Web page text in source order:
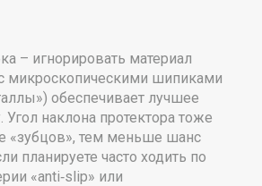
– игнорировать материал
микроскопическими шипиками
обеспечивает лучшее
наклона протектора тоже
«зубцов», тем меньше шанс
планируете часто ходить по
«anti‑slip» или